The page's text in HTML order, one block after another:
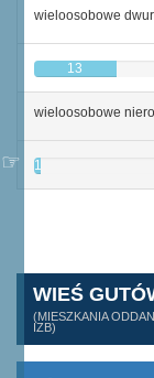
wieloosobowe
13
wieloosobowe
1
WIEŚ
(MIESZKANIA
IZB)